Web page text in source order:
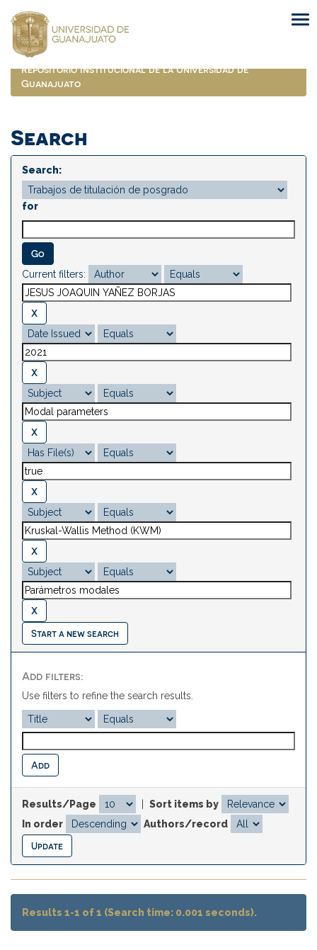
navigation
Repositorio Institucional de la Universidad de
Guanajuato
Search
Search:
for
Current filters:
Start a new search
Add filters:
Use filters to refine the search results.
Results/Page
Sort items by
In order
Authors/record
Results 1-1 of 1 (Search time: 0.001 seconds).